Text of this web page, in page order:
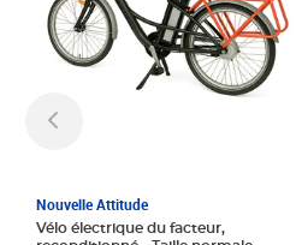
Nouvelle Attitude
Vélo électrique du facteur,